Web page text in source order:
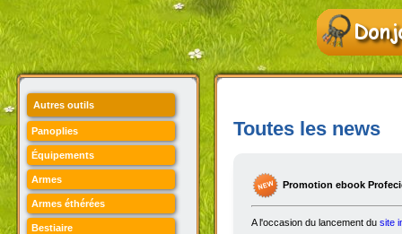
Autres outils
Panoplies
Équipements
Armes
Armes éthérées
Bestiaire
Toutes les news
Promotion ebook
A l'occasion du lancement du site